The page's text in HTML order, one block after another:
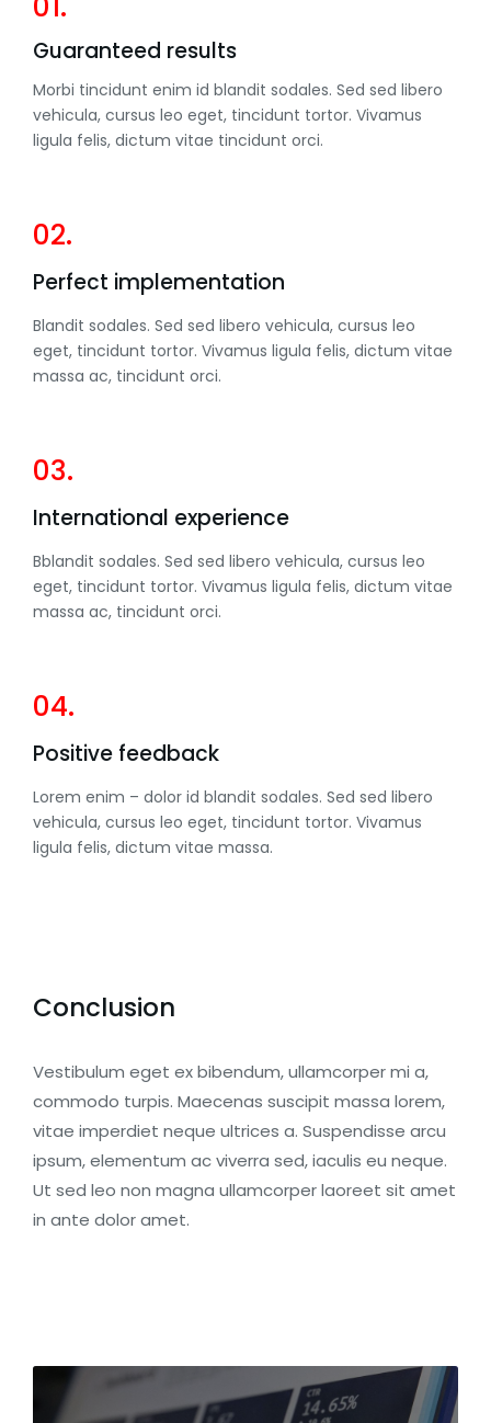
Guaranteed results
Morbi tincidunt enim id blandit sodales. Sed sed libero
vehicula, cursus leo eget, tincidunt tortor. Vivamus
ligula felis, dictum vitae tincidunt orci.
02.
Perfect implementation
Blandit sodales. Sed sed libero vehicula, cursus leo
eget, tincidunt tortor. Vivamus ligula felis, dictum vitae
massa ac, tincidunt orci.
03.
International experience
Bblandit sodales. Sed sed libero vehicula, cursus leo
eget, tincidunt tortor. Vivamus ligula felis, dictum vitae
massa ac, tincidunt orci.
04.
Positive feedback
Lorem enim – dolor id blandit sodales. Sed sed libero
vehicula, cursus leo eget, tincidunt tortor. Vivamus
ligula felis, dictum vitae massa.
Conclusion
Vestibulum eget ex bibendum, ullamcorper mi a,
commodo turpis. Maecenas suscipit massa lorem,
vitae imperdiet neque ultrices a. Suspendisse arcu
ipsum, elementum ac viverra sed, iaculis eu neque.
Ut sed leo non magna ullamcorper laoreet sit amet
in ante dolor amet.